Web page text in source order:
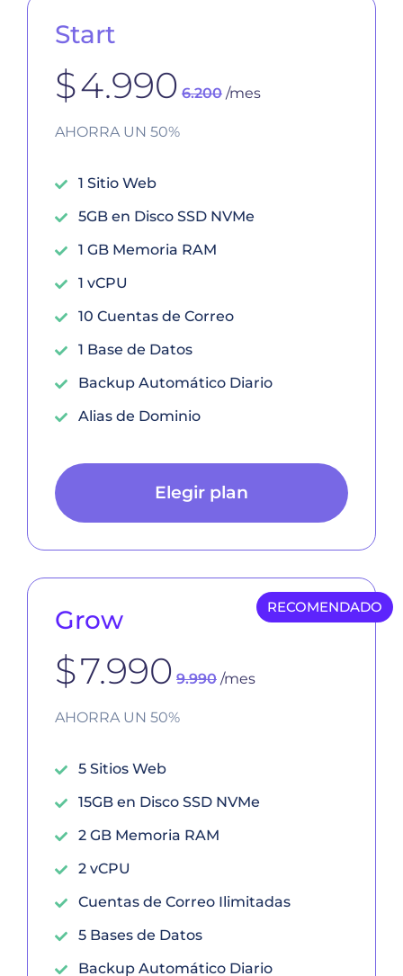
Start
$4.990 6.200 /mes
AHORRA UN 50%
1 Sitio Web
5GB en Disco SSD NVMe
1 GB Memoria RAM
1 vCPU
10 Cuentas de Correo
1 Base de Datos
Backup Automático Diario
Alias de Dominio
Elegir plan
Grow
$7.990 9.990 /mes
AHORRA UN 50%
5 Sitios Web
15GB en Disco SSD NVMe
2 GB Memoria RAM
2 vCPU
Cuentas de Correo Ilimitadas
5 Bases de Datos
Backup Automático Diario
RECOMENDADO